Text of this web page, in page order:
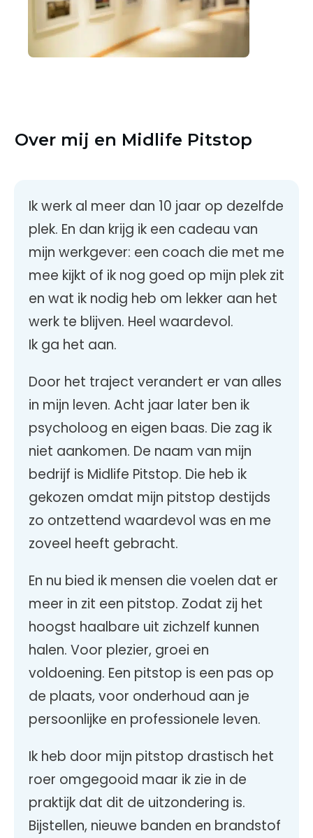
Over mij en Midlife Pitstop
Ik werk al meer dan 10 jaar op dezelfde
plek. En dan krijg ik een cadeau van
mijn werkgever: een coach die met me
mee kijkt of ik nog goed op mijn plek zit
en wat ik nodig heb om lekker aan het
werk te blijven. Heel waardevol.
Ik ga het aan.
Door het traject verandert er van alles
in mijn leven. Acht jaar later ben ik
psycholoog en eigen baas. Die zag ik
niet aankomen. De naam van mijn
bedrijf is Midlife Pitstop. Die heb ik
gekozen omdat mijn pitstop destijds
zo ontzettend waardevol was en me
zoveel heeft gebracht.
En nu bied ik mensen die voelen dat er
meer in zit een pitstop. Zodat zij het
hoogst haalbare uit zichzelf kunnen
halen. Voor plezier, groei en
voldoening. Een pitstop is een pas op
de plaats, voor onderhoud aan je
persoonlijke en professionele leven.
Ik heb door mijn pitstop drastisch het
roer omgegooid maar ik zie in de
praktijk dat dit de uitzondering is.
Bijstellen, nieuwe banden en brandstof